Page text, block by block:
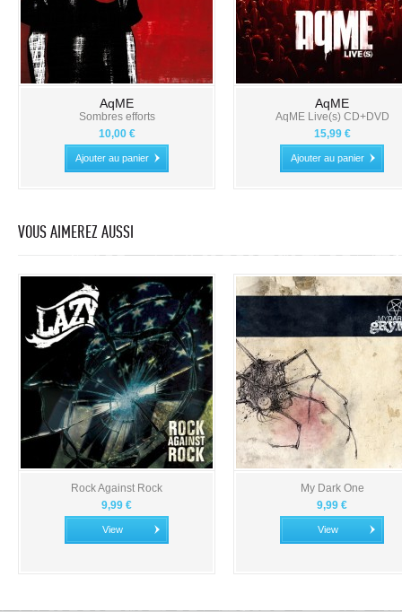
AqME
Sombres efforts
10,00 €
Ajouter au panier
AqME
AqME Live(s) CD+DVD
15,99 €
Ajouter au panier
VOUS AIMEREZ AUSSI
Rock Against Rock
9,99 €
View
My Dark One
9,99 €
View